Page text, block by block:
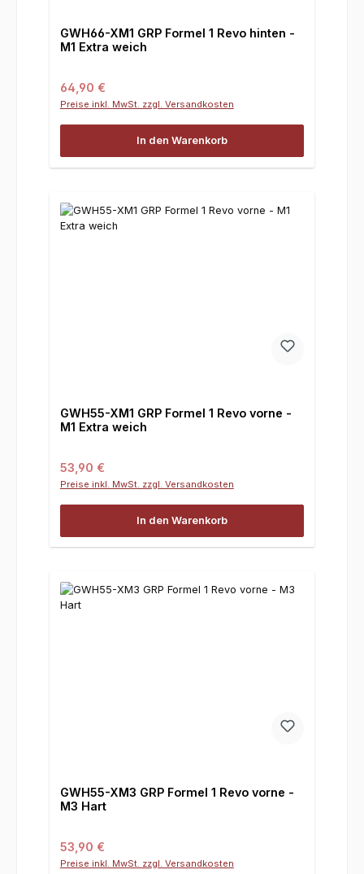
GWH66-XM1 GRP Formel 1 Revo hinten -
M1 Extra weich
Regulärer Preis:
64,90 €
Preise inkl. MwSt. zzgl. Versandkosten
In den Warenkorb
GWH55-XM1 GRP Formel 1 Revo vorne -
M1 Extra weich
Regulärer Preis:
53,90 €
Preise inkl. MwSt. zzgl. Versandkosten
In den Warenkorb
GWH55-XM3 GRP Formel 1 Revo vorne -
M3 Hart
Regulärer Preis:
53,90 €
Preise inkl. MwSt. zzgl. Versandkosten